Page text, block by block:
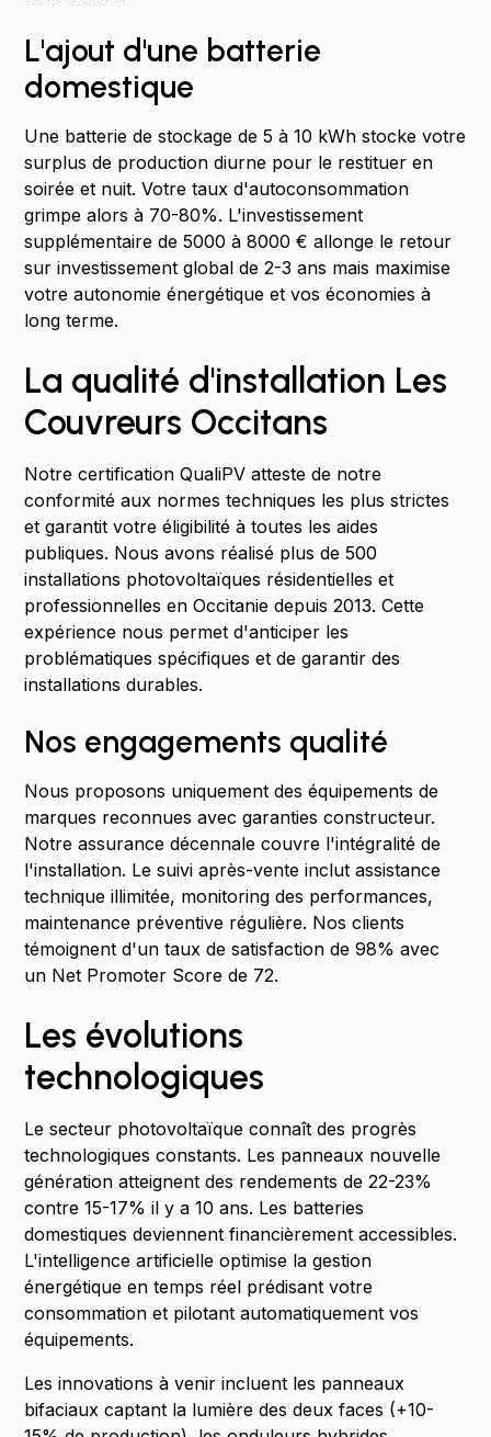
L'ajout d'une batterie
domestique
Une batterie de stockage de 5 à 10 kWh stocke votre
surplus de production diurne pour le restituer en
soirée et nuit. Votre taux d'autoconsommation
grimpe alors à 70-80%. L'investissement
supplémentaire de 5000 à 8000 € allonge le retour
sur investissement global de 2-3 ans mais maximise
votre autonomie énergétique et vos économies à
long terme.
La qualité d'installation Les
Couvreurs Occitans
Notre certification QualiPV atteste de notre
conformité aux normes techniques les plus strictes
et garantit votre éligibilité à toutes les aides
publiques. Nous avons réalisé plus de 500
installations photovoltaïques résidentielles et
professionnelles en Occitanie depuis 2013. Cette
expérience nous permet d'anticiper les
problématiques spécifiques et de garantir des
installations durables.
Nos engagements qualité
Nous proposons uniquement des équipements de
marques reconnues avec garanties constructeur.
Notre assurance décennale couvre l'intégralité de
l'installation. Le suivi après-vente inclut assistance
technique illimitée, monitoring des performances,
maintenance préventive régulière. Nos clients
témoignent d'un taux de satisfaction de 98% avec
un Net Promoter Score de 72.
Les évolutions
technologiques
Le secteur photovoltaïque connaît des progrès
technologiques constants. Les panneaux nouvelle
génération atteignent des rendements de 22-23%
contre 15-17% il y a 10 ans. Les batteries
domestiques deviennent financièrement accessibles.
L'intelligence artificielle optimise la gestion
énergétique en temps réel prédisant votre
consommation et pilotant automatiquement vos
équipements.
Les innovations à venir incluent les panneaux
bifaciaux captant la lumière des deux faces (+10-